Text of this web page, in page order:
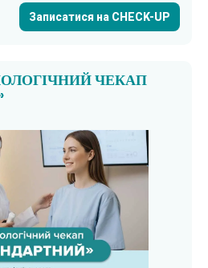
Записатися на CHECK-UP
ЧЕКАП